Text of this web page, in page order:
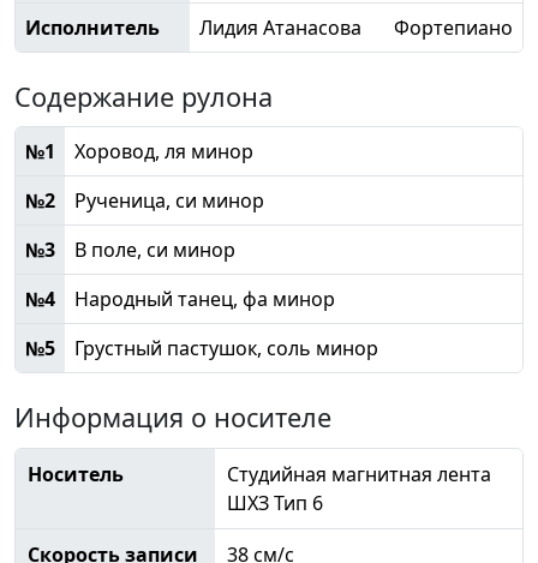
Исполнитель
Лидия Атанасова Фортепиано
Содержание рулона
№1
Хоровод, ля минор
№2
Рученица, си минор
№3
В поле, си минор
№4
Народный танец, фа минор
№5
Грустный пастушок, соль минор
Информация о носителе
Носитель
Студийная магнитная лента
ШХЗ Тип 6
Скорость записи
38 см/с